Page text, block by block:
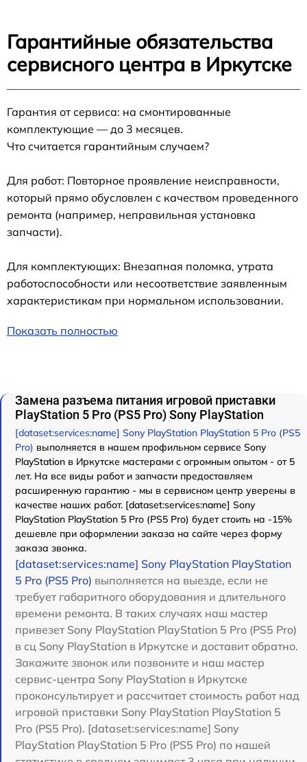
Гарантийные обязательства
сервисного центра в Иркутске
Гарантия от сервиса: на смонтированные
комплектующие — до 3 месяцев.
Что считается гарантийным случаем?
Для работ: Повторное проявление неисправности,
который прямо обусловлен с качеством проведенного
ремонта (например, неправильная установка
запчасти).
Для комплектующих: Внезапная поломка, утрата
работоспособности или несоответствие заявленным
характеристикам при нормальном использовании.
Показать полностью
Замена разъема питания игровой приставки
PlayStation 5 Pro (PS5 Pro) Sony PlayStation
[dataset:services:name] Sony PlayStation PlayStation 5 Pro (PS5
Pro) выполняется в нашем профильном сервисе Sony
PlayStation в Иркутске мастерами с огромным опытом - от 5
лет. На все виды работ и запчасти предоставляем
расширенную гарантию - мы в сервисном центр уверены в
качестве наших работ. [dataset:services:name] Sony
PlayStation PlayStation 5 Pro (PS5 Pro) будет стоить на -15%
дешевле при оформлении заказа на сайте через форму
заказа звонка.
[dataset:services:name] Sony PlayStation PlayStation
5 Pro (PS5 Pro) выполняется на выезде, если не
требует габаритного оборудования и длительного
времени ремонта. В таких случаях наш мастер
привезет Sony PlayStation PlayStation 5 Pro (PS5 Pro)
в сц Sony PlayStation в Иркутске и доставит обратно.
Закажите звонок или позвоните и наш мастер
сервис-центра Sony PlayStation в Иркутске
проконсультирует и рассчитает стоимость работ над
игровой приставки Sony PlayStation PlayStation 5
Pro (PS5 Pro). [dataset:services:name] Sony
PlayStation PlayStation 5 Pro (PS5 Pro) по нашей